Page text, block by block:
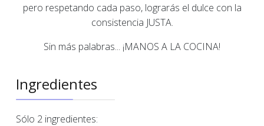
pero respetando cada paso, lograrás el dulce con la
consistencia JUSTA.
Sin más palabras... ¡MANOS A LA COCINA!
Ingredientes
Sólo 2 ingredientes: